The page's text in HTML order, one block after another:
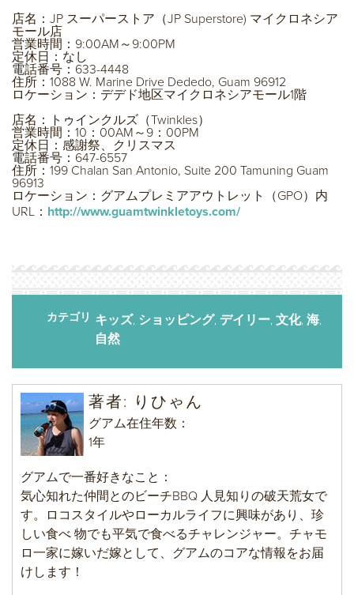
店名：JP スーパーストア（JP Superstore) マイクロネシア
モール店
営業時間：9:00AM～9:00PM
定休日：なし
電話番号：633-4448
住所：1088 W. Marine Drive Dededo, Guam 96912
ロケーション：デデド地区マイクロネシアモール1階
店名：トゥインクルズ（Twinkles）
営業時間：10：00AM～9：00PM
定休日：感謝祭、クリスマス
電話番号：647-6557
住所：199 Chalan San Antonio, Suite 200 Tamuning Guam
96913
ロケーション：グアムプレミアアウトレット（GPO）内
URL： http://www.guamtwinkletoys.com/
カテゴリ キッズ, ショッピング, デイリー, 文化, 海,
自然
著者: りひゃん
グアム在住年数：
1年
グアムで一番好きなこと：
気心知れた仲間とのビーチBBQ 人見知りの破天荒女で
す。ロコスタイルやローカルライフに興味があり、珍
しい食べ 物でも平気で食べるチャレンジャー。チャモ
ロ一家に嫁いだ嫁として、グアムのコアな情報をお届
けします！